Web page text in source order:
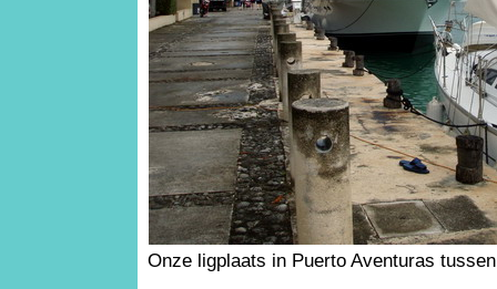
Onze ligplaats in Puerto Aventuras